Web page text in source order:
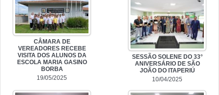
CÂMARA DE
VEREADORES RECEBE
VISITA DOS ALUNOS DA
ESCOLA MARIA GASINO
BORBA
19/05/2025
SESSÃO SOLENE DO 33°
ANIVERSÁRIO DE SÃO
JOÃO DO ITAPERIÚ
10/04/2025